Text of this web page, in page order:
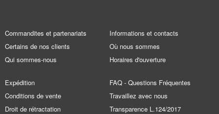
Commandites et partenariats
Certains de nos clients
Qui sommes-nous
Informations et contacts
Où nous sommes
Horaires d'ouverture
Expédition
Conditions de vente
Droit de rétractation
FAQ - Questions Fréquentes
Travaillez avec nous
Transparence L.124/2017